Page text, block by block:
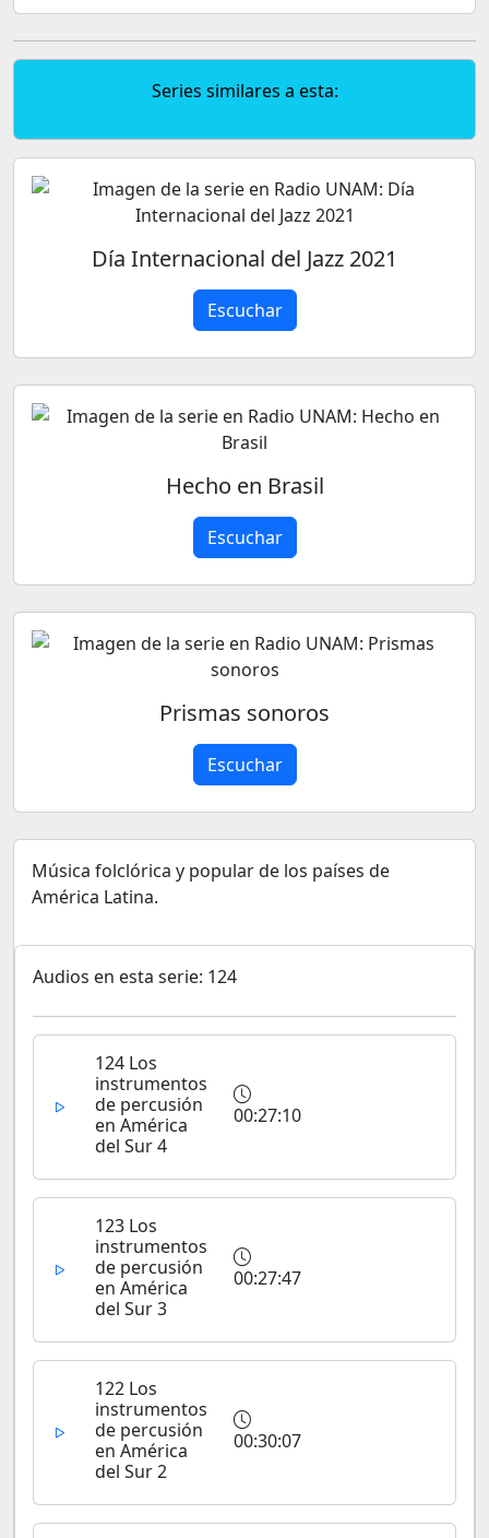
Series similares a esta:
Día Internacional del Jazz 2021
Escuchar
Hecho en Brasil
Escuchar
Prismas sonoros
Escuchar
Música folclórica y popular de los países de
América Latina.
Audios en esta serie: 124
124 Los
instrumentos
de percusión
en América
del Sur 4
00:27:10
123 Los
instrumentos
de percusión
en América
del Sur 3
00:27:47
122 Los
instrumentos
de percusión
en América
del Sur 2
00:30:07